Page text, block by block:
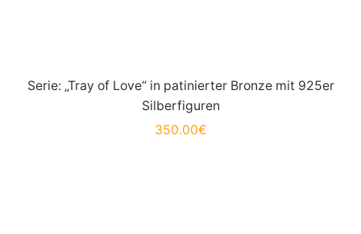
Serie: „Tray of Love“ in patinierter Bronze mit 925er
Silberfiguren
350.00€